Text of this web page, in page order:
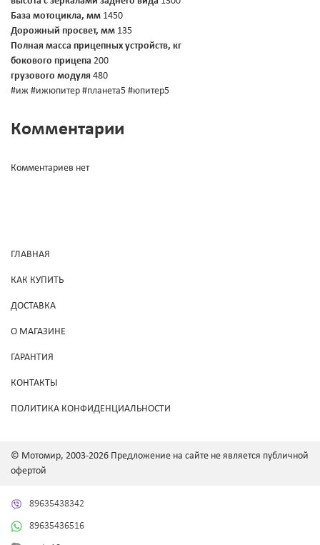
База мотоцикла, мм 1450
Дорожный просвет, мм 135
Полная масса прицепных устройств, кг
бокового прицепа 200
грузового модуля 480
#иж #ижюпитер #планета5 #юпитер5
Комментарии
Комментариев нет
ГЛАВНАЯ
КАК КУПИТЬ
ДОСТАВКА
О МАГАЗИНЕ
ГАРАНТИЯ
КОНТАКТЫ
ПОЛИТИКА КОНФИДЕНЦИАЛЬНОСТИ
© Мотомир, 2003-2026 Предложение на сайте не является публичной
офертой
89635438342
89635436516